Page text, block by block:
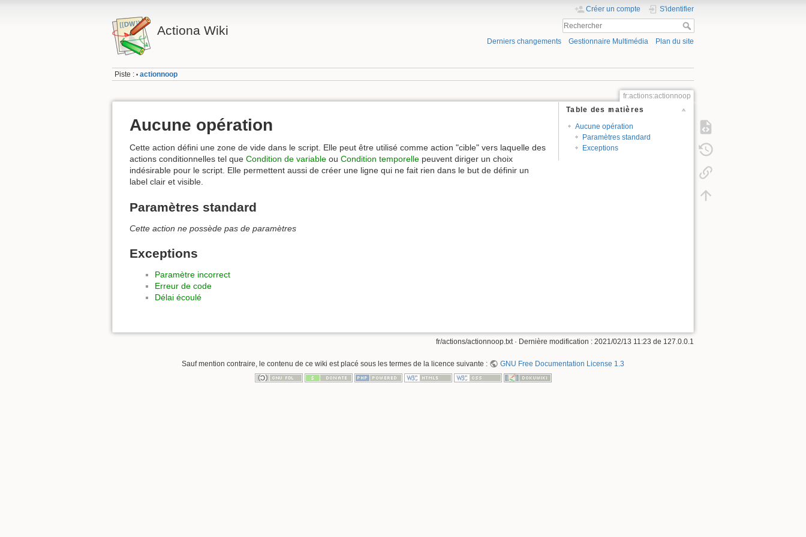
Actiona Wiki
Créer un compte S'identifier
Derniers changements Gestionnaire Multimédia Plan du site
Piste : • actionnoop
fr:actions:actionnoop
Table des matières
Aucune opération
Paramètres standard
Exceptions
Aucune opération
Cette action défini une zone de vide dans le script. Elle peut être utilisé comme action "cible" vers laquelle des
actions conditionnelles tel que Condition de variable ou Condition temporelle peuvent diriger un choix
indésirable pour le script. Elle permettent aussi de créer une ligne qui ne fait rien dans le but de définir un
label clair et visible.
Paramètres standard
Cette action ne possède pas de paramètres
Exceptions
Paramètre incorrect
Erreur de code
Délai écoulé
fr/actions/actionnoop.txt· Dernière modification : 2021/02/13 11:23 de 127.0.0.1
Sauf mention contraire, le contenu de ce wiki est placé sous les termes de la licence suivante : GNU Free Documentation License 1.3